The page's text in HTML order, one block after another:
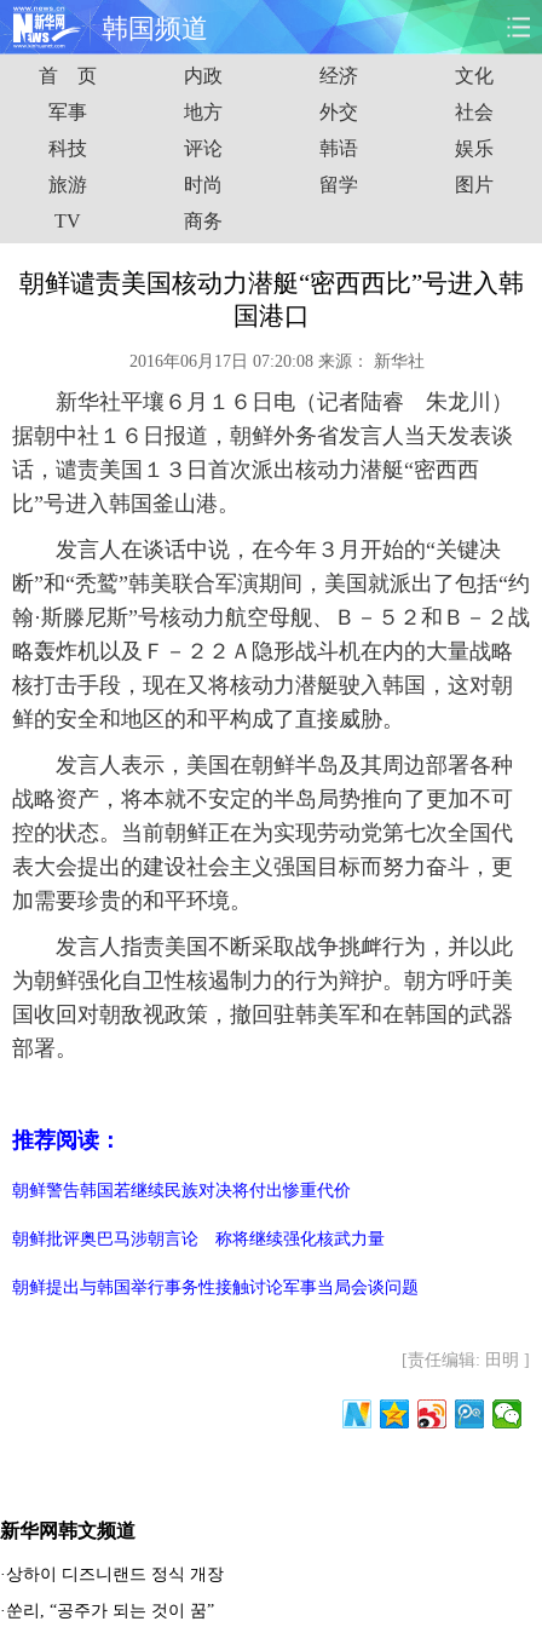
韩国频道
首页 时政 国际 财经
娱乐 体育 人事 教育
时尚 思客
港澳 台湾 华人 汽车
图片 视频 彩票 食品
旅游 健康 信息化 数据
金融 公益
富媒体 摄影 新华广播
新华电视中文 新华电视英文 返回PC
首 页 内政 经济
文化
军事
地方 外交
社会
科技
评论 韩语
娱乐
旅游
时尚 留学
图片
TV
商务
朝鲜谴责美国核动力潜艇“密西西比”号进入韩
国港口
2016年06月17日 07:20:08 来源： 新华社
新华社平壤６月１６日电（记者陆睿 朱龙川）
据朝中社１６日报道，朝鲜外务省发言人当天发表谈
话，谴责美国１３日首次派出核动力潜艇“密西西
比”号进入韩国釜山港。
发言人在谈话中说，在今年３月开始的“关键决
断”和“秃鹫”韩美联合军演期间，美国就派出了包括“约
翰·斯滕尼斯”号核动力航空母舰、Ｂ－５２和Ｂ－２战
略轰炸机以及Ｆ－２２Ａ隐形战斗机在内的大量战略
核打击手段，现在又将核动力潜艇驶入韩国，这对朝
鲜的安全和地区的和平构成了直接威胁。
发言人表示，美国在朝鲜半岛及其周边部署各种
战略资产，将本就不安定的半岛局势推向了更加不可
控的状态。当前朝鲜正在为实现劳动党第七次全国代
表大会提出的建设社会主义强国目标而努力奋斗，更
加需要珍贵的和平环境。
发言人指责美国不断采取战争挑衅行为，并以此
为朝鲜强化自卫性核遏制力的行为辩护。朝方呼吁美
国收回对朝敌视政策，撤回驻韩美军和在韩国的武器
部署。
推荐阅读：
朝鲜警告韩国若继续民族对决将付出惨重代价
朝鲜批评奥巴马涉朝言论 称将继续强化核武力量
朝鲜提出与韩国举行事务性接触讨论军事当局会谈问题
[责任编辑: 田明 ]
新华网韩文频道
·상하이 디즈니랜드 정식 개장
· 쑨리, “공주가 되는 것이 꿈”